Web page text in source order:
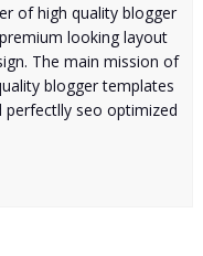
of high quality blogger
looking layout
The main mission of
blogger templates
perfectlly seo optimized